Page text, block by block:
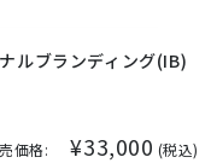
ルブランディング(IB)
価格:
¥33,000 (税込)